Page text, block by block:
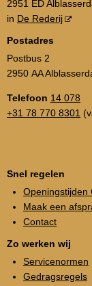
2951 ED
in De Rederij
Postadres
Postbus 2
2950 AA
Telefoon 14 078
+31 78 770 8301
Snel regelen
Openingstijden
Maak een
Contact
Zo werken wij
Servicenormen
Gedragsregels